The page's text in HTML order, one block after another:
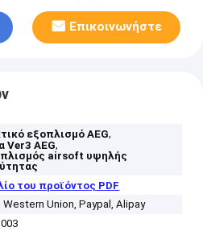
Επικοινωνήστε
εξοπλισμό AEG,
Ver3 AEG,
airsoft υψηλής
του προϊόντος PDF
Western Union, Paypal, Alipay